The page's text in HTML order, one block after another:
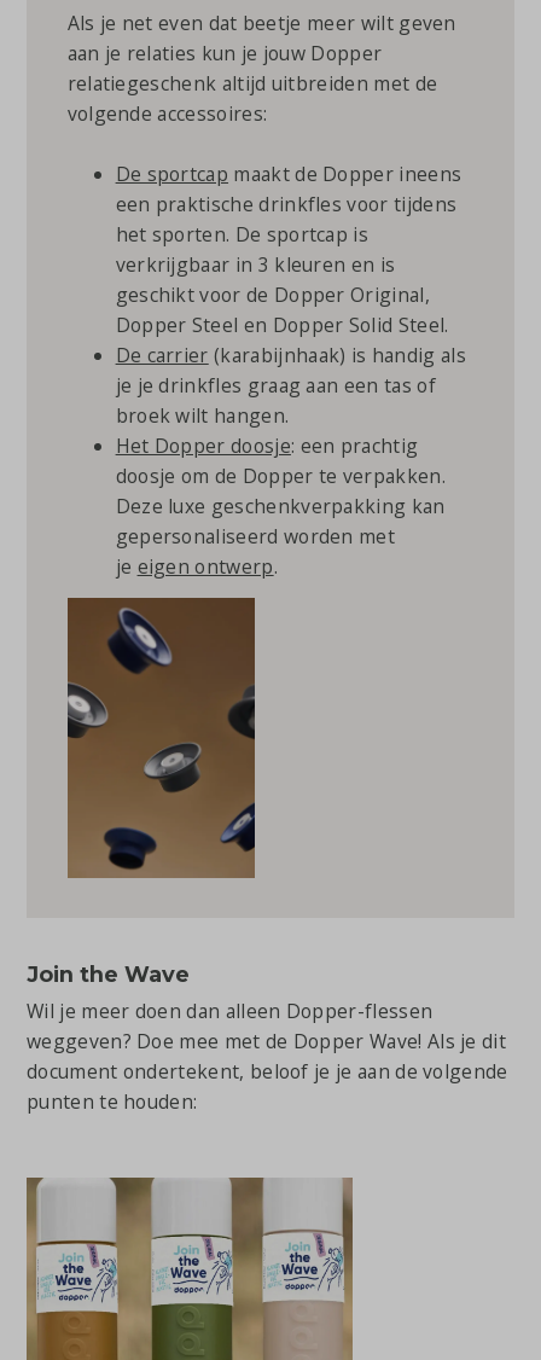
Als je net even dat beetje meer wilt geven
aan je relaties kun je jouw Dopper
relatiegeschenk altijd uitbreiden met de
volgende accessoires:
De sportcap maakt de Dopper ineens
een praktische drinkfles voor tijdens
het sporten. De sportcap is
verkrijgbaar in 3 kleuren en is
geschikt voor de Dopper Original,
Dopper Steel en Dopper Solid Steel.
De carrier (karabijnhaak) is handig als
je je drinkfles graag aan een tas of
broek wilt hangen.
Het Dopper doosje: een prachtig
doosje om de Dopper te verpakken.
Deze luxe geschenkverpakking kan
gepersonaliseerd worden met
je eigen ontwerp.
Join the Wave
Wil je meer doen dan alleen Dopper-flessen
weggeven? Doe mee met de Dopper Wave! Als je dit
document ondertekent, beloof je je aan de volgende
punten te houden: